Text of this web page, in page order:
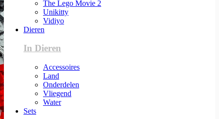
The Lego Movie 2
Unikitty
Vidiyo
Dieren
In Dieren
Accessoires
Land
Onderdelen
Vliegend
Water
Sets